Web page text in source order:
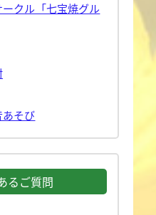
クル「七宝焼グル
そび
るご質問